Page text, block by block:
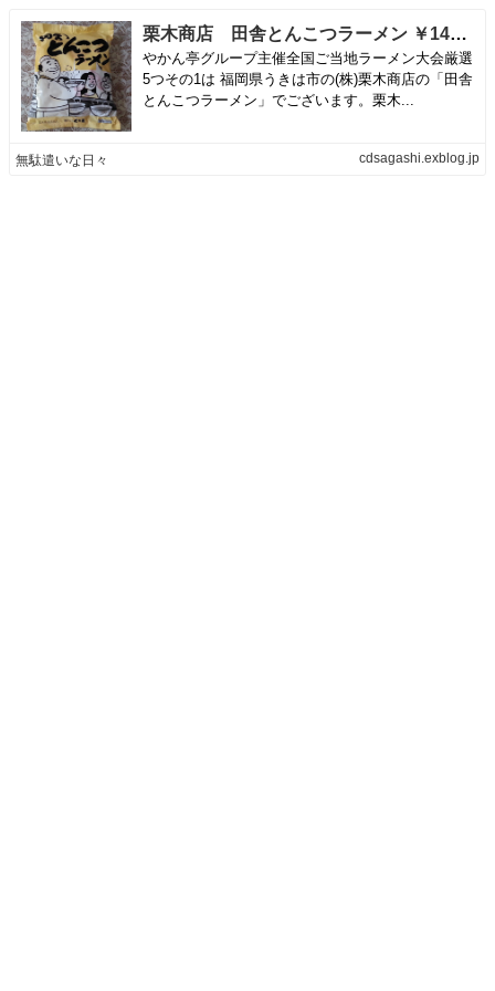
栗木商店 田舎とんこつラーメン ￥140 | 無駄遣いな日々
やかん亭グループ主催全国ご当地ラーメン大会厳選
5つその1は 福岡県うきは市の(株)栗木商店の「田舎
とんこつラーメン」でございます。栗木...
無駄遣いな日々 cdsagashi.exblog.jp